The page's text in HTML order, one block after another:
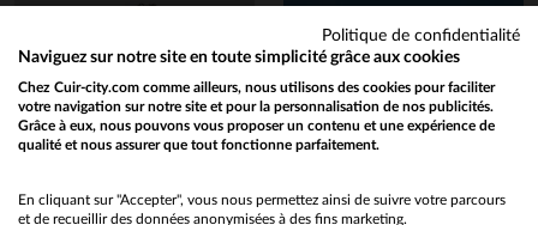
Would you like to be redirected to our English site?
No
Politique de confidentialité
Naviguez sur notre site en toute simplicité grâce aux cookies
Chez Cuir-city.com comme ailleurs, nous utilisons des cookies pour faciliter
votre navigation sur notre site et pour la personnalisation de nos publicités.
Grâce à eux, nous pouvons vous proposer un contenu et une expérience de
qualité et nous assurer que tout fonctionne parfaitement.
En cliquant sur "Accepter", vous nous permettez ainsi de suivre votre parcours
et de recueillir des données anonymisées à des fins marketing.